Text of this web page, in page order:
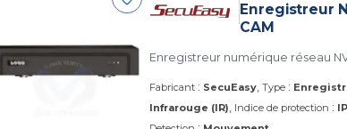
Enregistreur
CAM
Enregistreur numérique réseau
Fabricant : SecuEasy Type :
Infrarouge (IR) Indice de protection :